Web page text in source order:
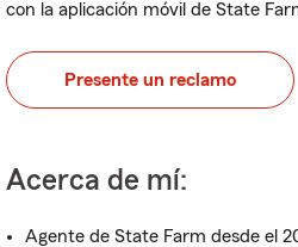
con la aplicación móvil de State
Presente un reclamo
Acerca de mí:
Agente de State Farm desde el